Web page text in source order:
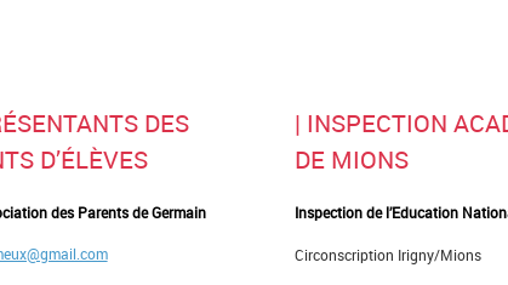
DES
D’ÉLÈVES
des Parents de Germain
| INSPECTION
DE MIONS
Inspection de l’Education
Circonscription Irigny/Mions